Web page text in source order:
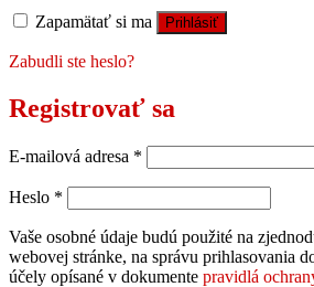
Zapamätať si ma Prihlásiť
Zabudli ste heslo?
Registrovať sa
E-mailová adresa *
Heslo *
Vaše osobné údaje budú použité na
webovej stránke, na správu prihlasovania
účely opísané v dokumente pravidlá